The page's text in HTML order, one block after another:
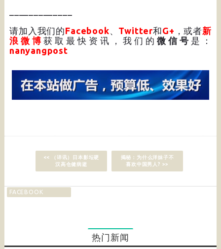
请加入我们的Facebook Twitter和G+ ，或者新
浪微博 获取最快资讯，我们的微信号 是：
nanyangpost
<< （详讯）日本影坛硬
汉高仓健病逝
揭秘：为什么洋妹子不
喜欢中国男人? >>
FACEBOOK
热门新闻